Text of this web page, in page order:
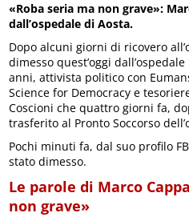
«Roba seria ma non grave»:
dall’ospedale di Aosta.
Dopo alcuni giorni di ricovero
dimesso quest’oggi dall’ospedale
anni, attivista politico con
Science for Democracy e
Coscioni che quattro giorni fa,
trasferito al Pronto Soccorso
Pochi minuti fa, dal suo profilo
stato dimesso.
Le parole di Marco
non grave»